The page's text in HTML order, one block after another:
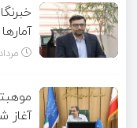
آمارها
مرداد ۱۷, ۱۴۰۵
آغاز